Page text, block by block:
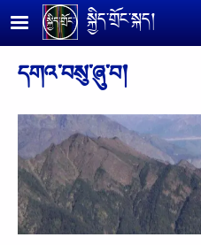
Skip to main content
སྐྱིད་གྲོང་སྐད།
དགའ་བསུ་ཞུ་བ།